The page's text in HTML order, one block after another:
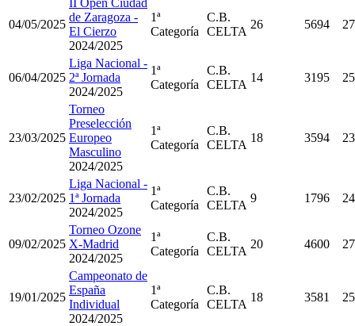
04/05/2025
II Open Ciudad
de Zaragoza -
El Cierzo
2024/2025
1ª
Categoría
C.B.
CELTA
26 5694
06/04/2025
Liga Nacional -
2ª Jornada
2024/2025
1ª
Categoría
C.B.
CELTA
14 3195
23/03/2025
Torneo
Preselección
Europeo
Masculino
2024/2025
1ª
Categoría
C.B.
CELTA
18 3594
23/02/2025
Liga Nacional -
1ª Jornada
2024/2025
1ª
Categoría
C.B.
CELTA
9 1796
09/02/2025
Torneo Ozone
X-Madrid
2024/2025
1ª
Categoría
C.B.
CELTA
20 4600
19/01/2025
Campeonato de
España
Individual
2024/2025
1ª
Categoría
C.B.
CELTA
18 3581